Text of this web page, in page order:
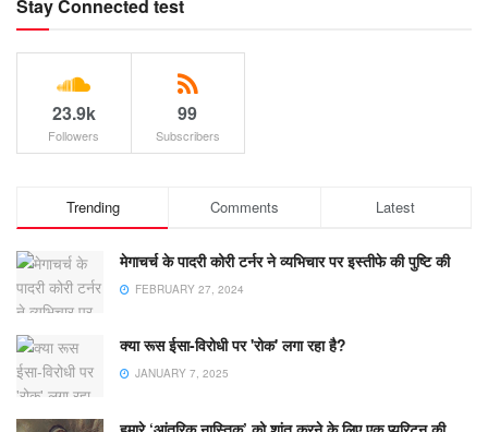
Stay Connected test
23.9k
Followers
99
Subscribers
Trending Comments Latest
मेगाचर्च के पादरी कोरी टर्नर ने व्यभिचार पर इस्तीफे की पुष्टि की
FEBRUARY 27, 2024
क्या रूस ईसा-विरोधी पर 'रोक' लगा रहा है?
JANUARY 7, 2025